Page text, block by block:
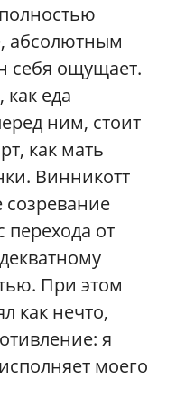
абсолютным
себя ощущает.
как еда
ним, стоит
как мать
Винникотт
созревание
от
При этом
как нечто,
я
моего